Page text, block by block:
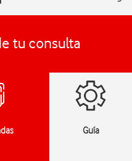
tu consulta
Guía